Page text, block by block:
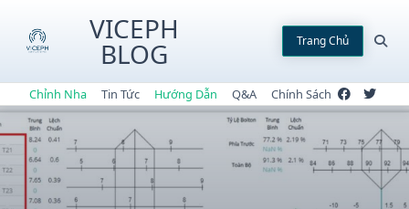
content
VICEPH
BLOG Trang Chủ
Chỉnh Nha Tin Tức Hướng Dẫn Q&A Chính Sách